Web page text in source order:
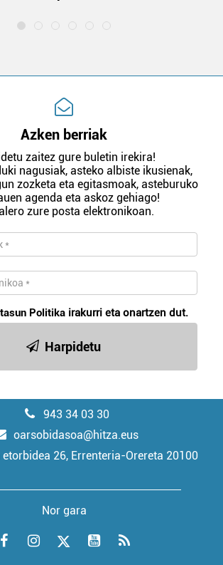
Azken berriak
zaitez gure buletin irekira!
nagusiak, asteko albiste ikusienak,
zozketa eta egitasmoak, asteburuko
agenda eta askoz gehiago!
zure posta elektronikoan.
Politika irakurri eta onartzen dut.
Harpidetu
943 34 03 30
oarsobidasoa@hitza.eus
26, Errenteria-Orereta 20100
Nor gara